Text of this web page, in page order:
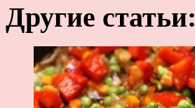
Другие статьи: